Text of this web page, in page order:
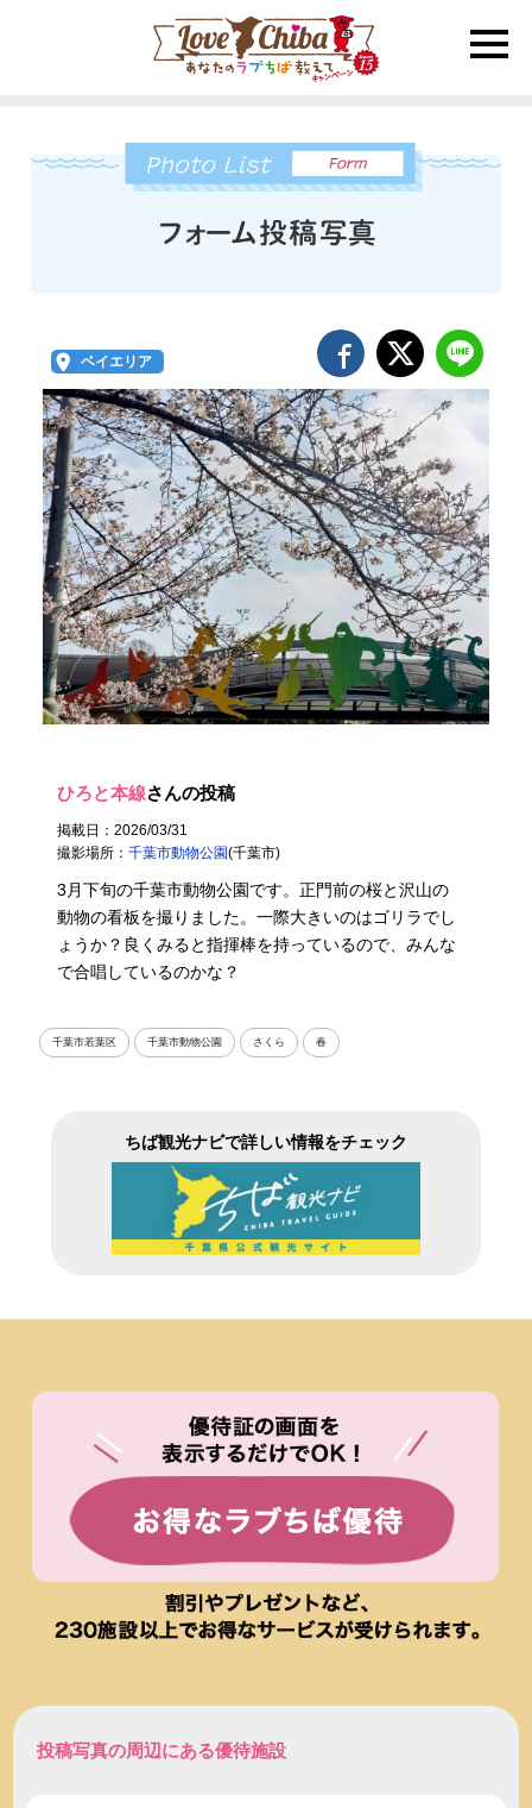
toggle
ベイエリア
ひろと本線さんの投稿
掲載日：2026/03/31
撮影場所：千葉市動物公園(千葉市)
3月下旬の千葉市動物公園です。正門前の桜と沢山の
動物の看板を撮りました。一際大きいのはゴリラでし
ょうか？良くみると指揮棒を持っているので、みんな
で合唱しているのかな？
千葉市若葉区 千葉市動物公園 さくら 春
ちば観光ナビで詳しい情報をチェック
投稿写真の周辺にある優待施設